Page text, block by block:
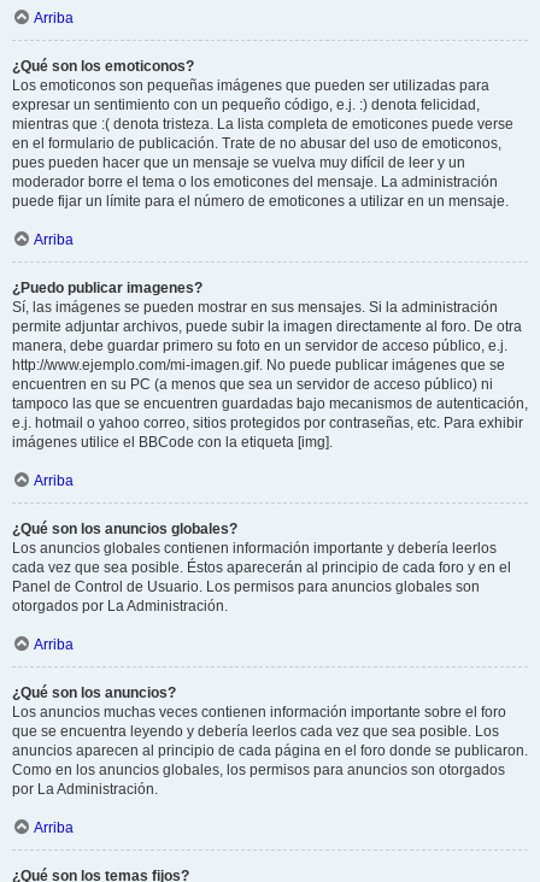
Arriba
¿Qué son los emoticonos?
Los emoticonos son pequeñas imágenes que pueden ser utilizadas para
expresar un sentimiento con un pequeño código, e.j. :) denota felicidad,
mientras que :( denota tristeza. La lista completa de emoticones puede verse
en el formulario de publicación. Trate de no abusar del uso de emoticonos,
pues pueden hacer que un mensaje se vuelva muy difícil de leer y un
moderador borre el tema o los emoticones del mensaje. La administración
puede fijar un límite para el número de emoticones a utilizar en un mensaje.
Arriba
¿Puedo publicar imagenes?
Sí, las imágenes se pueden mostrar en sus mensajes. Si la administración
permite adjuntar archivos, puede subir la imagen directamente al foro. De otra
manera, debe guardar primero su foto en un servidor de acceso público, e.j.
http://www.ejemplo.com/mi-imagen.gif. No puede publicar imágenes que se
encuentren en su PC (a menos que sea un servidor de acceso público) ni
tampoco las que se encuentren guardadas bajo mecanismos de autenticación,
e.j. hotmail o yahoo correo, sitios protegidos por contraseñas, etc. Para exhibir
imágenes utilice el BBCode con la etiqueta [img].
Arriba
¿Qué son los anuncios globales?
Los anuncios globales contienen información importante y debería leerlos
cada vez que sea posible. Éstos aparecerán al principio de cada foro y en el
Panel de Control de Usuario. Los permisos para anuncios globales son
otorgados por La Administración.
Arriba
¿Qué son los anuncios?
Los anuncios muchas veces contienen información importante sobre el foro
que se encuentra leyendo y debería leerlos cada vez que sea posible. Los
anuncios aparecen al principio de cada página en el foro donde se publicaron.
Como en los anuncios globales, los permisos para anuncios son otorgados
por La Administración.
Arriba
¿Qué son los temas fijos?